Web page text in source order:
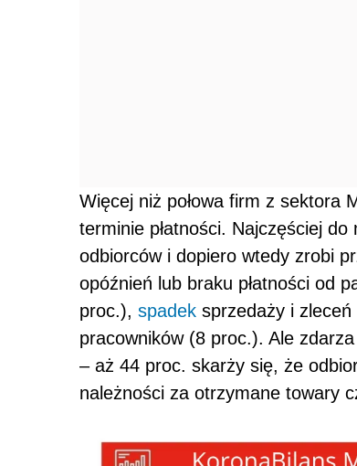
Więcej niż połowa firm z sektora
terminie płatności. Najczęściej
odbiorców i dopiero wtedy zrobi
opóźnień lub braku płatności od
proc.), spadek sprzedaży i
pracowników (8 proc.). Ale
– aż 44 proc. skarży się, że
należności za otrzymane towary